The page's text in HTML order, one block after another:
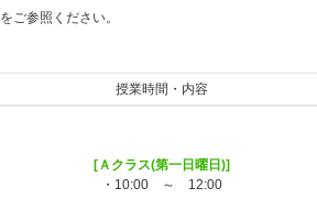
をご参照ください。
授業時間・内容
[Ａクラス(第一日曜日)]
・10:00 ～ 12:00